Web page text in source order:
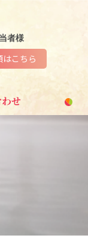
者様
こちら
せ